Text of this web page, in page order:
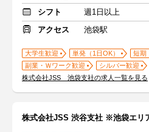
シフト
週1日以上
アクセス
池袋駅
大学生歓迎 単発（1日OK）
短期
副業・Ｗワーク歓迎
シルバー歓迎
株式会社JSS 池袋支社の求人一覧を見る
株式会社JSS 渋谷支社 ※池袋エリ